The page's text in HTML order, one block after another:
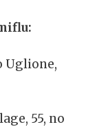
Uglione,
55, no